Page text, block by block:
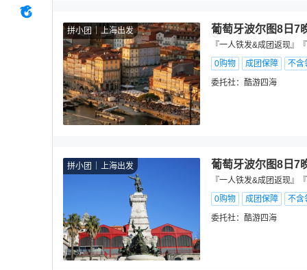
拼小团 上海出发 葡萄牙波尔图8日7
『一人铁发&成团返现』
0购物
成团保障
不含
委托社： 酷游四海
拼小团 上海出发 葡萄牙波尔图8日7
『一人铁发&成团返现』
0购物
成团保障
不含
委托社： 酷游四海